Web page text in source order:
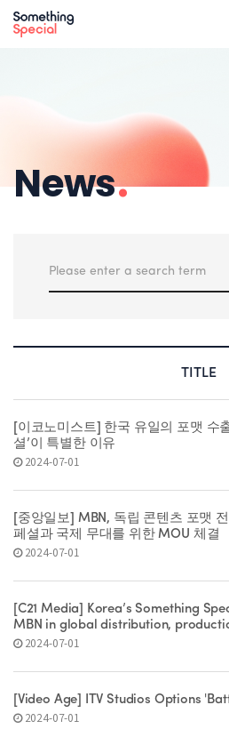
News.
TITLE
[이코노미스트] 한국 유일의 포맷 수
셜’이 특별한 이유
2024-07-01
[중앙일보] MBN, 독립 콘텐츠 포맷
페셜과 국제 무대를 위한 MOU 체결
2024-07-01
[C21 Media] Korea’s Something
MBN in global distribution,
2024-07-01
[Video Age] ITV Studios Options
2024-07-01